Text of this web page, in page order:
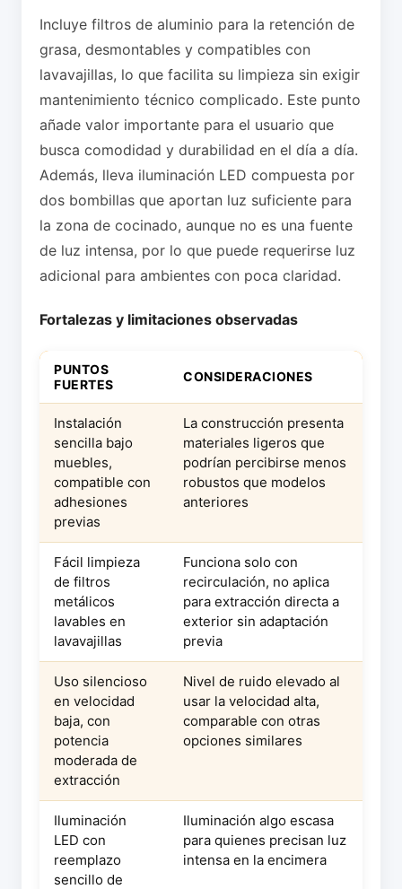
Incluye filtros de aluminio para la retención de
grasa, desmontables y compatibles con
lavavajillas, lo que facilita su limpieza sin exigir
mantenimiento técnico complicado. Este punto
añade valor importante para el usuario que
busca comodidad y durabilidad en el día a día.
Además, lleva iluminación LED compuesta por
dos bombillas que aportan luz suficiente para
la zona de cocinado, aunque no es una fuente
de luz intensa, por lo que puede requerirse luz
adicional para ambientes con poca claridad.
Fortalezas y limitaciones observadas
PUNTOS
FUERTES
CONSIDERACIONES
Instalación
sencilla bajo
muebles,
compatible con
adhesiones
previas
La construcción presenta
materiales ligeros que
podrían percibirse menos
robustos que modelos
anteriores
Fácil limpieza
de filtros
metálicos
lavables en
lavavajillas
Funciona solo con
recirculación, no aplica
para extracción directa a
exterior sin adaptación
previa
Uso silencioso
en velocidad
baja, con
potencia
moderada de
extracción
Nivel de ruido elevado al
usar la velocidad alta,
comparable con otras
opciones similares
Iluminación
LED con
reemplazo
sencillo de
Iluminación algo escasa
para quienes precisan luz
intensa en la encimera